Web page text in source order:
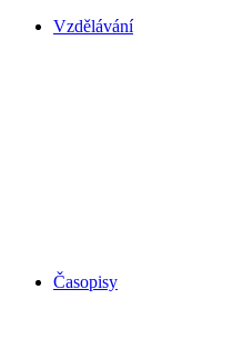
Vzdělávání
Časopisy